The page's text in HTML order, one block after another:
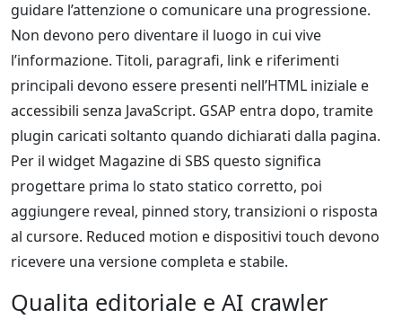
guidare l’attenzione o comunicare una progressione.
Non devono pero diventare il luogo in cui vive
l’informazione. Titoli, paragrafi, link e riferimenti
principali devono essere presenti nell’HTML iniziale e
accessibili senza JavaScript. GSAP entra dopo, tramite
plugin caricati soltanto quando dichiarati dalla pagina.
Per il widget Magazine di SBS questo significa
progettare prima lo stato statico corretto, poi
aggiungere reveal, pinned story, transizioni o risposta
al cursore. Reduced motion e dispositivi touch devono
ricevere una versione completa e stabile.
Qualita editoriale e AI crawler